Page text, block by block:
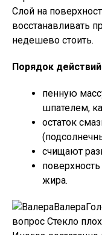
Слой на
восстанавливать
недешево стоить.
Порядок
пенную
шпателем,
остаток
счищают
жира.
вопрос Стекло